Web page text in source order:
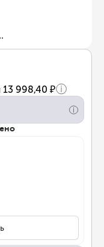
13 998,40 ₽